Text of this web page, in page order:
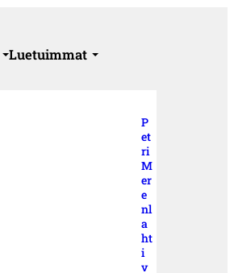
Luetuimmat
P
et
ri
M
er
e
nl
a
ht
i
v